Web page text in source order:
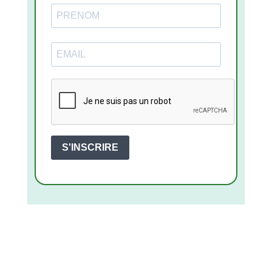
S'INSCRIRE